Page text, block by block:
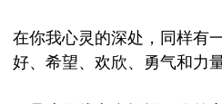
在你我心灵的深处，同样有
好、希望、欢欣、勇气和力